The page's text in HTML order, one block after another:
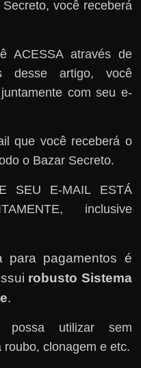
você receberá
ACESSA através de
desse artigo, você
com seu e-
que você receberá o
o Bazar Secreto.
SEU E-MAIL ESTÁ
inclusive
para pagamentos é
robusto Sistema
.
utilizar sem
clonagem e etc.